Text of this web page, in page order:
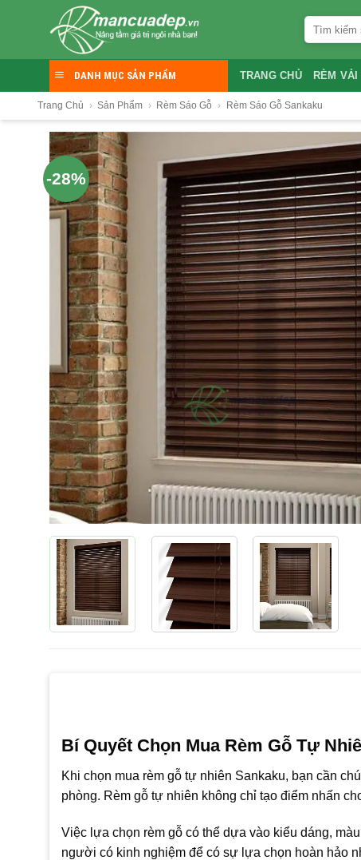
Tìm
kiếm:
DANH MỤC SẢN PHẨM TRANG CHỦ RÈM VẢI
Trang Chủ › Sản Phẩm › Rèm Sáo Gỗ › Rèm Sáo Gỗ Sankaku
-28%
Bí Quyết Chọn Mua Rèm Gỗ Tự
Khi chọn mua rèm gỗ tự nhiên Sankaku, bạn cần
phòng. Rèm gỗ tự nhiên không chỉ tạo điểm nhấn
Việc lựa chọn rèm gỗ có thể dựa vào kiểu dáng,
người có kinh nghiệm để có sự lựa chọn hoàn hảo